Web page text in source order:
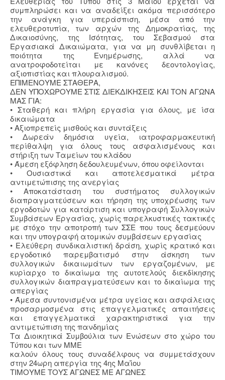
συμπληρώσει και να αναδείξει ακόμα περισσότερο
την ανάγκη για υπεράσπιση, μέσα από την
ελευθεροτυπία, των αρχών της Δημοκρατίας, της
Δικαιοσύνης, της Ισότητας, του Σεβασμού στα
Εργασιακά Δικαιώματα, για να μη συνθλίβεται η
ποιότητα της Ενημέρωσης, αλλά να
ανατροφοδοτείται με κανόνες δεοντολογίας,
αξιοπιστίας και πλουραλισμού.
ΕΠΙΜΕΝΟΥΜΕ ΣΤΑΘΕΡΑ,
ΔΕΝ ΥΠΟΧΩΡΟΥΜΕ ΣΤΙΣ ΔΙΕΚΔΙΚΗΣΕΙΣ ΚΑΙ ΤΟΝ ΑΓΩΝΑ
ΜΑΣ ΓΙΑ:
• Σταθερή και πλήρη εργασία για όλους, με ίσα
δικαιώματα
• Αξιοπρεπείς μισθούς και συντάξεις
• Δωρεάν δημόσια υγεία, ιατροφαρμακευτική
περίθαλψη για όλους τους ασφαλισμένους και
στήριξη των Ταμείων του κλάδου
• Άμεση εξόφληση δεδουλευμένων, όπου οφείλονται
• Ουσιαστικά και αποτελεσματικά μέτρα
αντιμετώπισης της ανεργίας
• Αποκατάσταση του συστήματος συλλογικών
διαπραγματεύσεων και τήρηση της υποχρέωσης των
εργοδοτών για κατάρτιση και υπογραφή Συλλογικών
Συμβάσεων Εργασίας, χωρίς παρελκυστικές τακτικές
με στόχο την αποτροπή των ΣΣΕ που τους δεσμεύουν
και την υπογραφή ατομικών συμβάσεων εργασίας
• Ελεύθερη συνδικαλιστική δράση, χωρίς κρατικό και
εργοδοτικό παρεμβατισμό στην άσκηση των
συλλογικών δικαιωμάτων των εργαζομένων, με
κυρίαρχο το δικαίωμα της αυτοτελούς διεκδίκησης
συλλογικών διαπραγματεύσεων και το δικαίωμα της
απεργίας
• Άμεσα συντονισμένα μέτρα υγείας και ασφάλειας
προσαρμοσμένα στις επαγγελματικές απαιτήσεις
και επαγγελματικά χαρακτηριστικά για την
αντιμετώπιση της πανδημίας
Τα Διοικητικά Συμβούλια των Ενώσεων στο χώρο του
Τύπου και των ΜΜΕ
καλούν όλους τους συναδέλφους να συμμετάσχουν
στην 24ωρη απεργία της 4ης Μαΐου
ΤΙΜΟΥΜΕ ΤΟΥΣ ΑΓΩΝΕΣ ΜΕ ΑΓΩΝΕΣ